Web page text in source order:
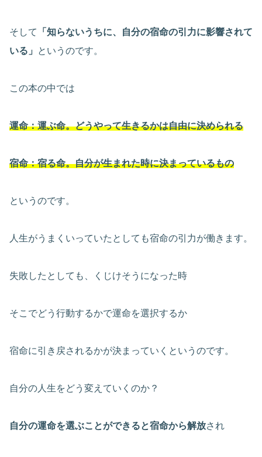
そして
「知らないうちに、自分の宿命の引力に影響されて
いる」
というのです。
この本の中では
運命：運ぶ命。どうやって生きるかは自由に決められる
宿命：宿る命。自分が生まれた時に決まっているもの
というのです。
人生がうまくいっていたとしても宿命の引力が働きます。
失敗したとしても、くじけそうになった時
そこでどう行動するかで運命を選択するか
宿命に引き戻されるかが決まっていくというのです。
自分の人生をどう変えていくのか？
自分の運命を選ぶことができると宿命から解放され